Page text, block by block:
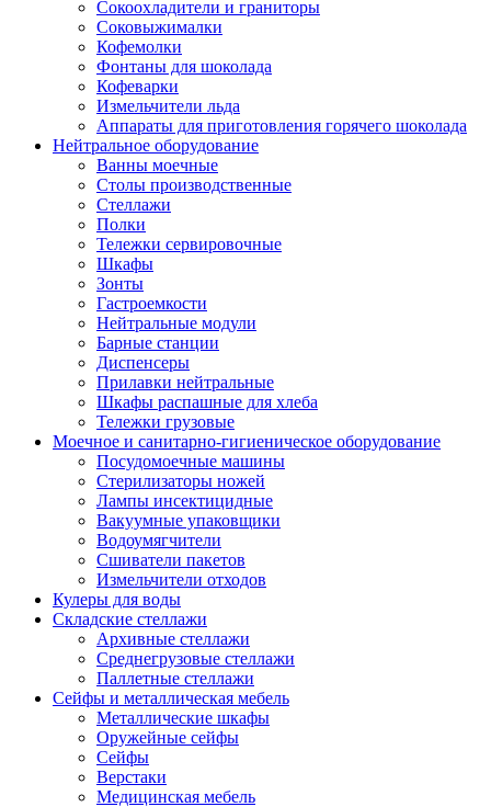
Сокоохладители и граниторы
Соковыжималки
Кофемолки
Фонтаны для шоколада
Кофеварки
Измельчители льда
Аппараты для приготовления горячего шоколада
Нейтральное оборудование
Ванны моечные
Столы производственные
Стеллажи
Полки
Тележки сервировочные
Шкафы
Зонты
Гастроемкости
Нейтральные модули
Барные станции
Диспенсеры
Прилавки нейтральные
Шкафы распашные для хлеба
Тележки грузовые
Моечное и санитарно-гигиеническое оборудование
Посудомоечные машины
Стерилизаторы ножей
Лампы инсектицидные
Вакуумные упаковщики
Водоумягчители
Сшиватели пакетов
Измельчители отходов
Кулеры для воды
Складские стеллажи
Архивные стеллажи
Среднегрузовые стеллажи
Паллетные стеллажи
Сейфы и металлическая мебель
Металлические шкафы
Оружейные сейфы
Сейфы
Верстаки
Медицинская мебель